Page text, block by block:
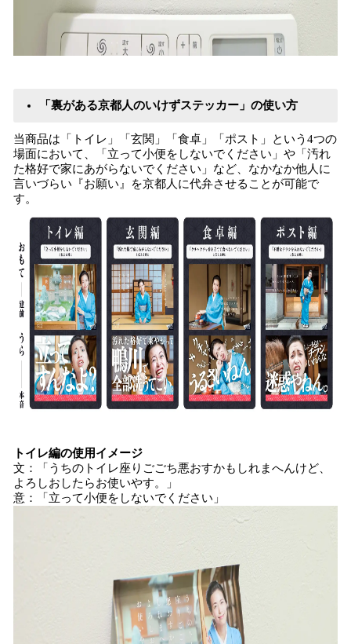
「裏がある京都人のいけずステッカー」の使い方
当商品は「トイレ」「玄関」「食卓」「ポスト」という4つの
場面において、「立って小便をしないでください」や「汚れ
た格好で家にあがらないでください」など、なかなか他人に
言いづらい『お願い』を京都人に代弁させることが可能で
す。
トイレ編の使用イメージ
文：「うちのトイレ座りごごち悪おすかもしれまへんけど、
よろしおしたらお使いやす。」
意：「立って小便をしないでください」